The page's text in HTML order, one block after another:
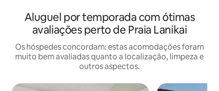
Aluguel por temporada com ótimas
avaliações perto de Praia Lanikai
Os hóspedes concordam: estas acomodações foram
muito bem avaliadas quanto a localização, limpeza e
outros aspectos.